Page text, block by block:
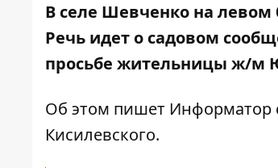
В селе Шевченко на
Речь идет о садовом
просьбе жительницы ж/м
Об этом пишет Информатор
Кисилевского.